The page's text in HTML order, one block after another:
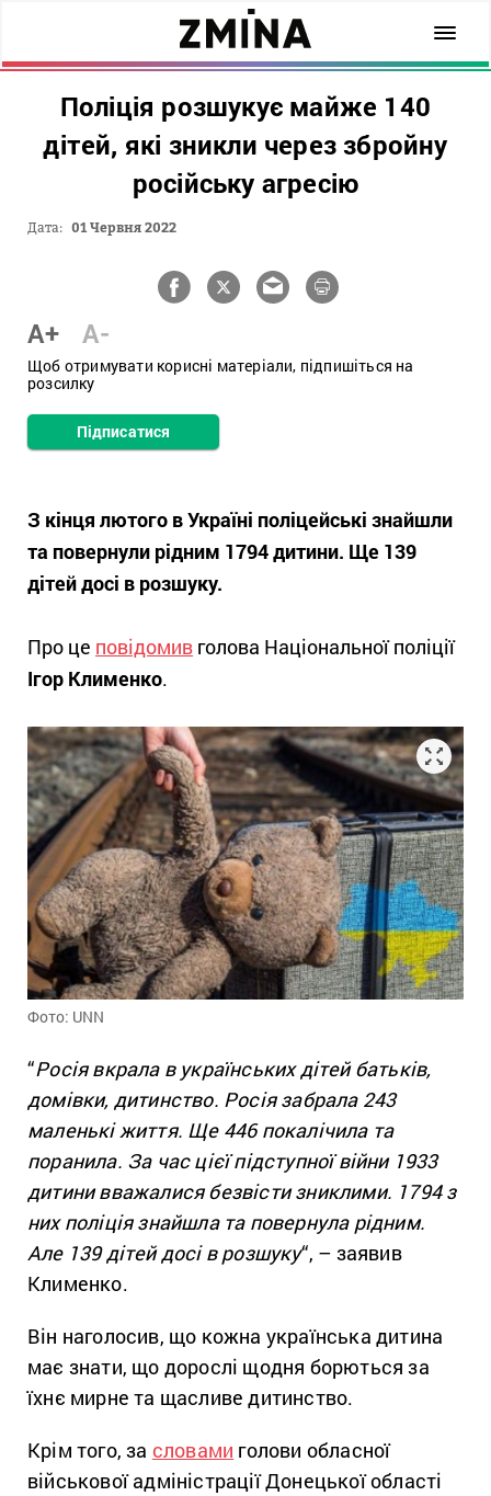
Поліція розшукує майже 140
дітей, які зникли через збройну
російську агресію
Дата: 01 Червня 2022
A+ A-
Щоб отримувати корисні матеріали, підпишіться на
розсилку
Підписатися
З кінця лютого в Україні поліцейські знайшли
та повернули рідним 1794 дитини. Ще 139
дітей досі в розшуку.
Про це повідомив голова Національної поліції
Ігор Клименко.
Фото: UNN
“Росія вкрала в українських дітей батьків,
домівки, дитинство. Росія забрала 243
маленькі життя. Ще 446 покалічила та
поранила. За час цієї підступної війни 1933
дитини вважалися безвісти зниклими. 1794 з
них поліція знайшла та повернула рідним.
Але 139 дітей досі в розшуку“, – заявив
Клименко.
Він наголосив, що кожна українська дитина
має знати, що дорослі щодня борються за
їхнє мирне та щасливе дитинство.
Крім того, за словами голови обласної
військової адміністрації Донецької області